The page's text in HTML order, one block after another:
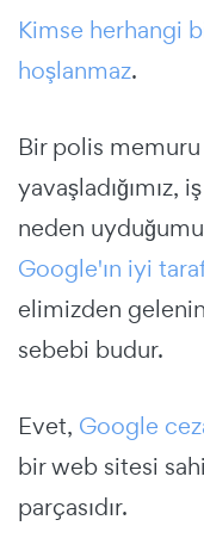
Kimse herhangi
hoşlanmaz.
Bir polis
yavaşladığımız,
neden
Google'ın iyi
elimizden
sebebi budur.
Evet, Google
bir web sitesi
parçasıdır.